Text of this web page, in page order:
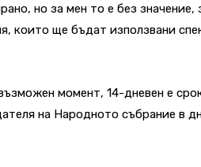
но за мен то е без
които ще бъдат използвани
момент, 14-дневен е
на Народното събрание в